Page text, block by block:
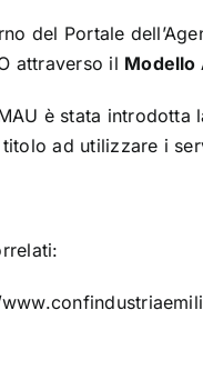
del Portale
attraverso il Modello
è stata introdotta
ad utilizzare i